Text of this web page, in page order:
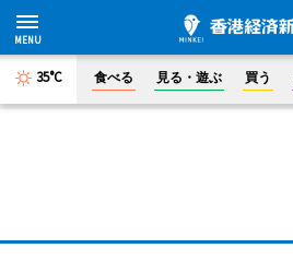
35°C 食べる 見る・遊ぶ 買う